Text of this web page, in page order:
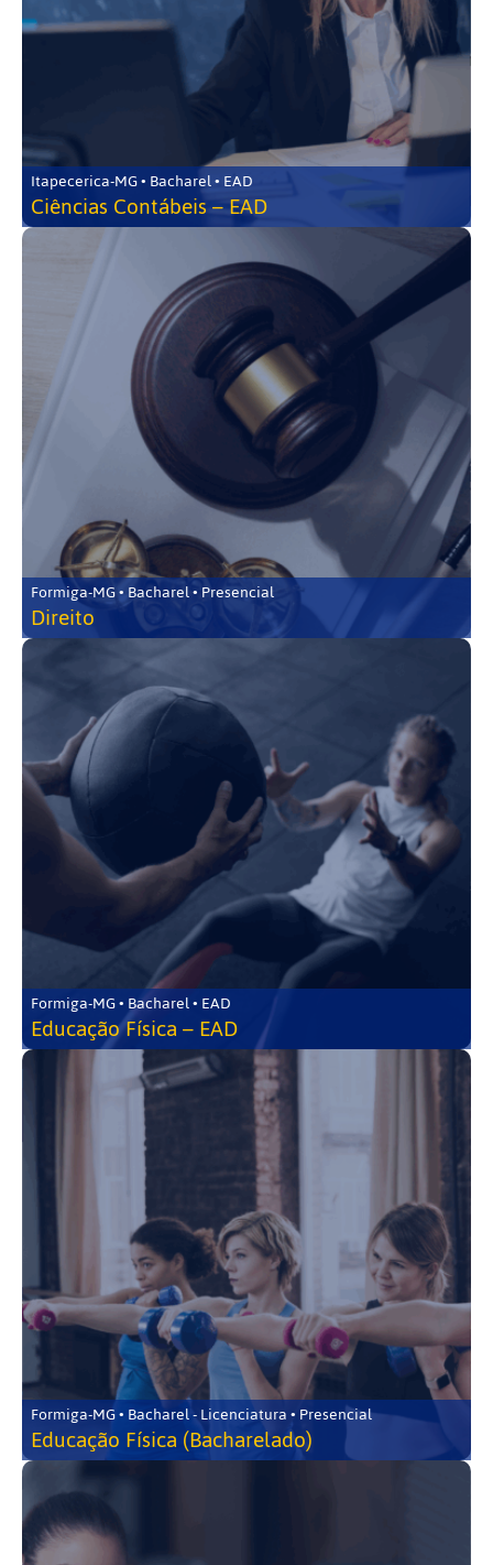
Itapecerica-MG • Bacharel • EAD
Ciências Contábeis – EAD
Formiga-MG • Bacharel • Presencial
Direito
Formiga-MG • Bacharel • EAD
Educação Física – EAD
Formiga-MG • Bacharel - Licenciatura • Presencial
Educação Física (Bacharelado)